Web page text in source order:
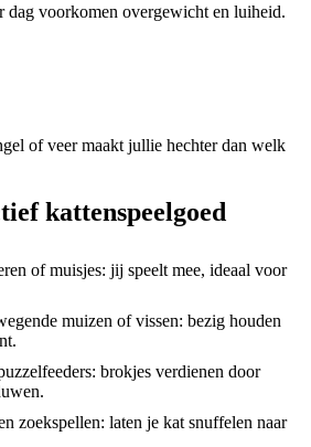
dag voorkomen overgewicht en luiheid.
of veer maakt jullie hechter dan welk
kattenspeelgoed
of muisjes: jij speelt mee, ideaal voor
muizen of vissen: bezig houden
brokjes verdienen door
zoekspellen: laten je kat snuffelen naar